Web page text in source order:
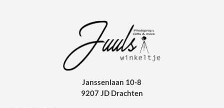
Janssenlaan 10-8
9207 JD Drachten